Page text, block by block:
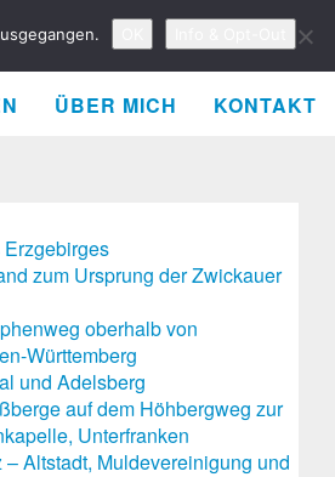
ÜBER MICH KONTAKT
zum Ursprung der Zwickauer
oberhalb von
Württemberg
und Adelsberg
auf dem Höhbergweg zur
Unterfranken
Altstadt, Muldevereinigung und